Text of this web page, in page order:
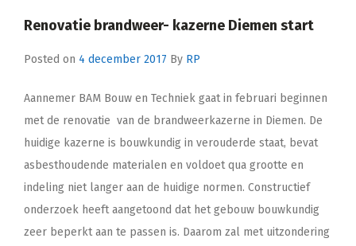
Renovatie brandweer- kazerne Diemen start
Posted on 4 december 2017 By RP
Aannemer BAM Bouw en Techniek gaat in februari beginnen
met de renovatie van de brandweerkazerne in Diemen. De
huidige kazerne is bouwkundig in verouderde staat, bevat
asbesthoudende materialen en voldoet qua grootte en
indeling niet langer aan de huidige normen. Constructief
onderzoek heeft aangetoond dat het gebouw bouwkundig
zeer beperkt aan te passen is. Daarom zal met uitzondering